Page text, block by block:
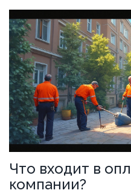
обращения — важные
Понимание задач
жителям лучше
Что входит в
компании?